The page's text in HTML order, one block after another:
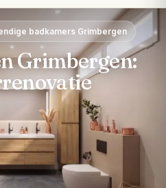
badkamers Grimbergen
Grimbergen: